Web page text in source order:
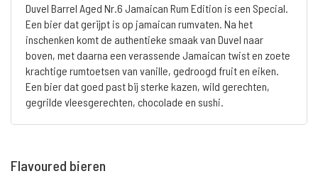
Duvel Barrel Aged Nr.6 Jamaican Rum Edition is een Special.
Een bier dat gerijpt is op jamaican rumvaten. Na het
inschenken komt de authentieke smaak van Duvel naar
boven, met daarna een verassende Jamaican twist en zoete
krachtige rumtoetsen van vanille, gedroogd fruit en eiken.
Een bier dat goed past bij sterke kazen, wild gerechten,
gegrilde vleesgerechten, chocolade en sushi.
Flavoured bieren